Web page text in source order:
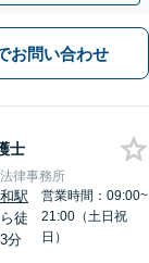
お問い合わせ
士
律事務所
駅
徒
分
営業時間：09:00~
21:00（土日祝
日）